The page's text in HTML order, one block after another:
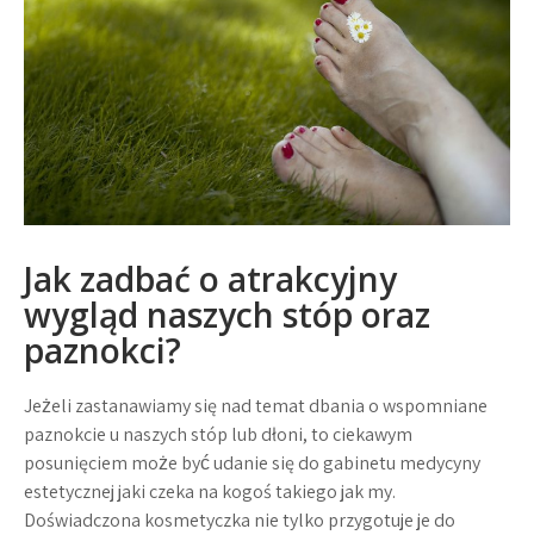
Jak zadbać o atrakcyjny
wygląd naszych stóp oraz
paznokci?
Jeżeli zastanawiamy się nad temat dbania o wspomniane
paznokcie u naszych stóp lub dłoni, to ciekawym
posunięciem może być udanie się do gabinetu medycyny
estetycznej jaki czeka na kogoś takiego jak my.
Doświadczona kosmetyczka nie tylko przygotuje je do